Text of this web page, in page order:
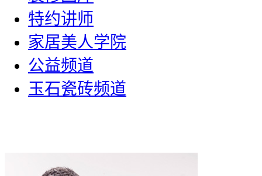
特约讲师
家居美人学院
公益频道
玉石瓷砖频道